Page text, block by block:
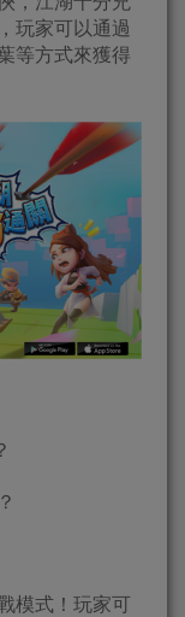
玩家可以通過
等方式來獲得
模式！玩家可